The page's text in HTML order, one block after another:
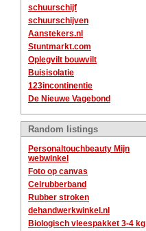
schuurschijf
schuurschijven
Aanstekers.nl
Stuntmarkt.com
Oplegvilt bouwvilt
Buisisolatie
123incontinentie
De Nieuwe Vagebond
Random listings
Personaltouchbeauty Mijn
webwinkel
Foto op canvas
Celrubberband
Rubber stroken
dehandwerkwinkel.nl
Biologisch vleespakket 3-4 kg